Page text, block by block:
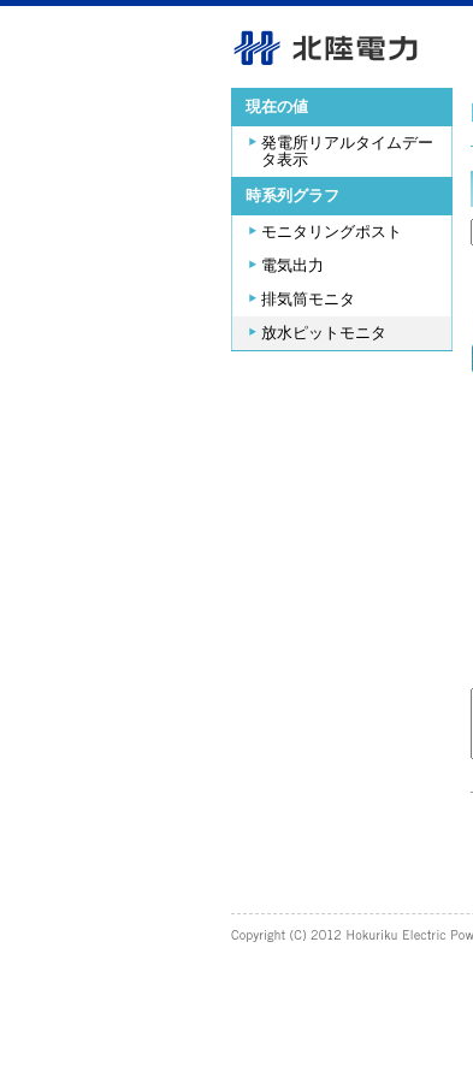
現在の値
発電所リアルタイムデー
タ表示
時系列グラフ
モニタリングポスト
電気出力
排気筒モニタ
放水ピットモニタ